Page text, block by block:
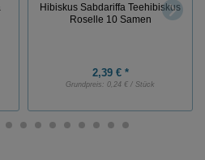
Hibiskus Sabdariffa Teehibiskus
Roselle 10 Samen
2,39 € *
Grundpreis: 0,24 € / Stück